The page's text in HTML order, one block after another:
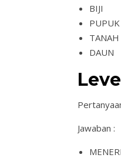
BIJI
PUPUK
TANAH
DAUN
Jawaban :